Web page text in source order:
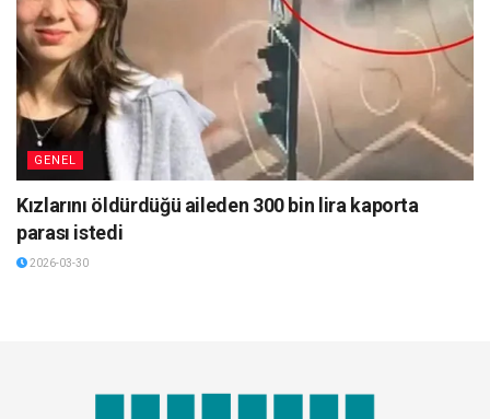
GENEL
Kızlarını öldürdüğü aileden 300 bin lira kaporta
parası istedi
2026-03-30